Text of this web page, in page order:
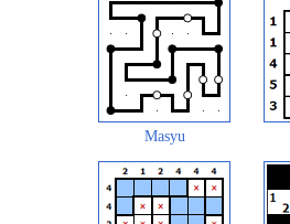
Masyu